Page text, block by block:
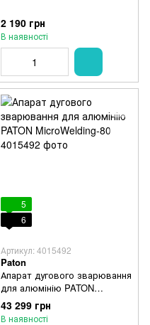
2 190 грн
В наявності
5
6
Артикул: 4015492
Paton
Апарат дугового зварювання
для алюмінію PATON
MicroWelding-80
43 299 грн
В наявності